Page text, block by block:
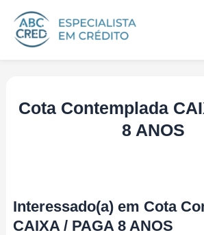
para
Cota Contemplada
8 ANOS
Interessado(a) em Cota
CAIXA / PAGA 8 ANOS